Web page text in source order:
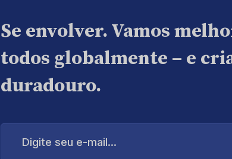
Se envolver. Vamos
todos globalmente – e
duradouro.
Digite